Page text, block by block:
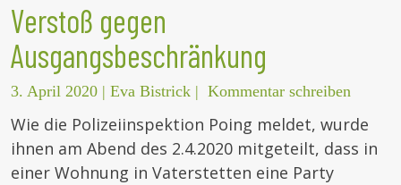
Verstoß gegen
Ausgangsbeschränkung
3. April 2020 | Eva Bistrick | Kommentar schreiben
Wie die Polizeiinspektion Poing meldet, wurde
ihnen am Abend des 2.4.2020 mitgeteilt, dass in
einer Wohnung in Vaterstetten eine Party